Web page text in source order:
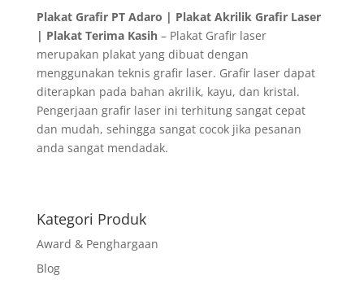
Plakat Grafir PT Adaro | Plakat Akrilik Grafir Laser
| Plakat Terima Kasih– Plakat Grafir laser
merupakan plakat yang dibuat dengan
menggunakan teknis grafir laser. Grafir laser dapat
diterapkan pada bahan akrilik, kayu, dan kristal.
Pengerjaan grafir laser ini terhitung sangat cepat
dan mudah, sehingga sangat cocok jika pesanan
anda sangat mendadak.
Kategori Produk
Award & Penghargaan
Blog